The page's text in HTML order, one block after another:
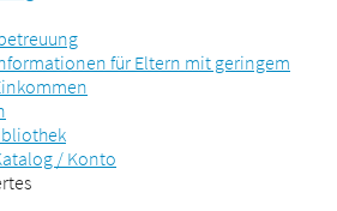
für Eltern mit geringem
/ Konto